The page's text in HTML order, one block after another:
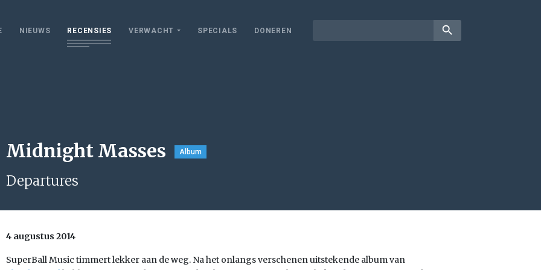
NIEUWS RECENSIES VERWACHT SPECIALS DONEREN search
Midnight Masses Album
Departures
4 augustus 2014
SuperBall Music timmert lekker aan de weg. Na het onlangs verschenen uitstekende album van